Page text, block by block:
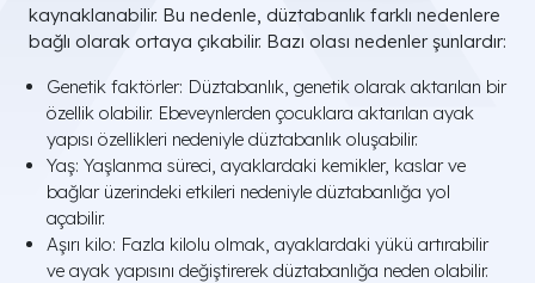
kaynaklanabilir. Bu nedenle, düztabanlık farklı nedenlere
bağlı olarak ortaya çıkabilir. Bazı olası nedenler şunlardır:
Genetik faktörler: Düztabanlık, genetik olarak aktarılan bir
özellik olabilir. Ebeveynlerden çocuklara aktarılan ayak
yapısı özellikleri nedeniyle düztabanlık oluşabilir.
Yaş: Yaşlanma süreci, ayaklardaki kemikler, kaslar ve
bağlar üzerindeki etkileri nedeniyle düztabanlığa yol
açabilir.
Aşırı kilo: Fazla kilolu olmak, ayaklardaki yükü artırabilir
ve ayak yapısını değiştirerek düztabanlığa neden olabilir.